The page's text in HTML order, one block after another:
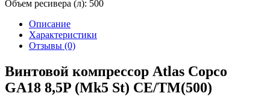
Объем ресивера (л): 500
Описание
Характеристики
Отзывы (0)
Винтовой компрессор Atlas Copco
GA18 8,5P (Mk5 St) СЕ/TM(500)